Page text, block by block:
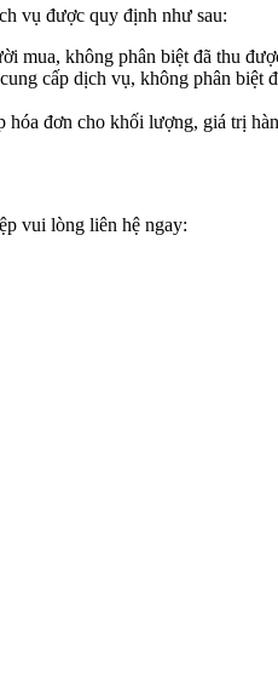
vụ được quy định như sau:
mua, không phân biệt đã thu
cấp dịch vụ, không phân biệt
hóa đơn cho khối lượng, giá trị
vui lòng liên hệ ngay: